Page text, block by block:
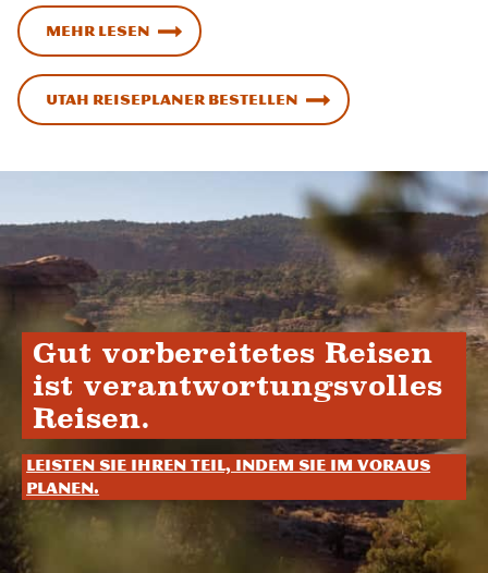
Mehr lesen
Utah Reiseplaner bestellen
Gut vorbereitetes Reisen
ist verantwortungsvolles
Reisen.
Leisten Sie Ihren Teil, indem Sie im Voraus
planen.